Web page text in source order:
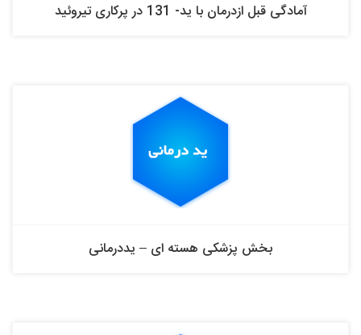
آمادگی قبل ازدرمان با ید- 131 در پرکاری تیروئید
بخش پزشکی هسته ای – یددرمانی